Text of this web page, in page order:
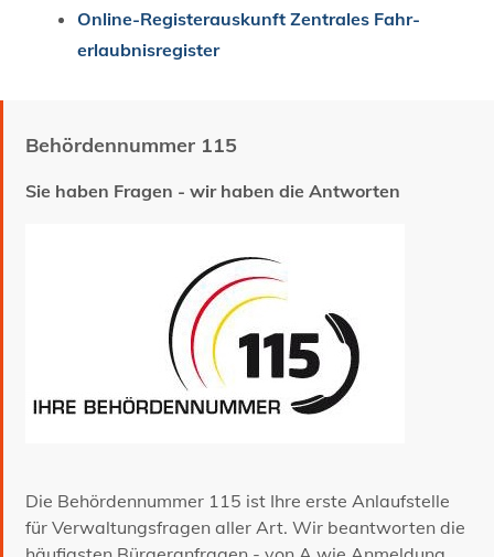
Online-Registerauskunft Zentrales Fahr­
erlaubnis­register
Behördennummer 115
Sie haben Fragen - wir haben die Antworten
Die Behördennummer 115 ist Ihre erste Anlaufstelle
für Verwaltungsfragen aller Art. Wir beantworten die